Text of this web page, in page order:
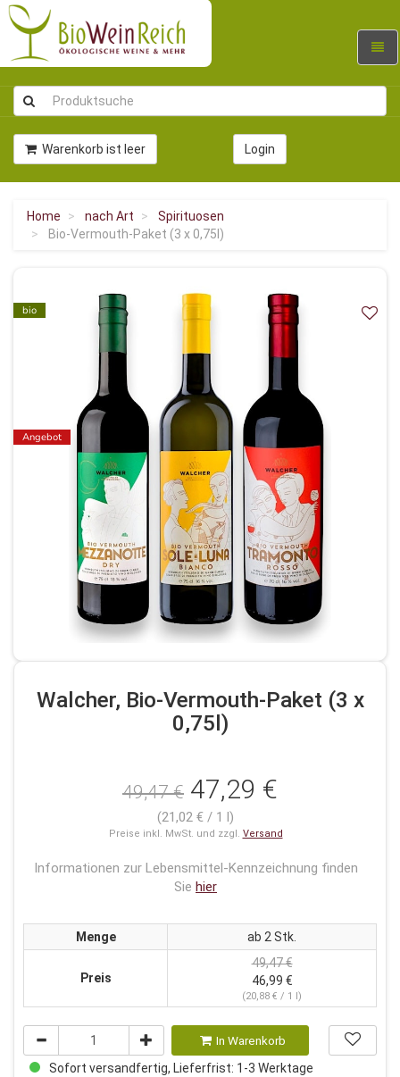
Warenkorb ist leer Login
Home nach Art
Spirituosen
Bio-Vermouth-Paket (3 x 0,75l)
bio
Angebot
Walcher, Bio-Vermouth-Paket (3 x
0,75l)
49,47 € 47,29 €
(21,02 € / 1 l)
Preise inkl. MwSt. und zzgl. Versand
Informationen zur Lebensmittel-Kennzeichnung finden
Sie hier
Menge ab 2 Stk.
Preis
49,47 €
46,99 €
(20,88 € / 1 l)
In Warenkorb
Sofort versandfertig, Lieferfrist: 1-3 Werktage